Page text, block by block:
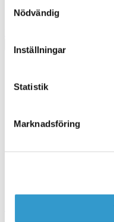
Nödvändig
Inställningar
Statistik
Marknadsföring
Visa alla kategorier
SV
Finlandssvenska